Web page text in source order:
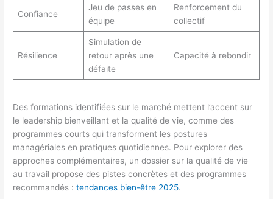
Confiance
Jeu de passes en
équipe
Renforcement du
collectif
Résilience
Simulation de
retour après une
défaite
Capacité à rebondir
Des formations identifiées sur le marché mettent l’accent sur
le leadership bienveillant et la qualité de vie, comme des
programmes courts qui transforment les postures
managériales en pratiques quotidiennes. Pour explorer des
approches complémentaires, un dossier sur la qualité de vie
au travail propose des pistes concrètes et des programmes
recommandés :tendances bien-être 2025.